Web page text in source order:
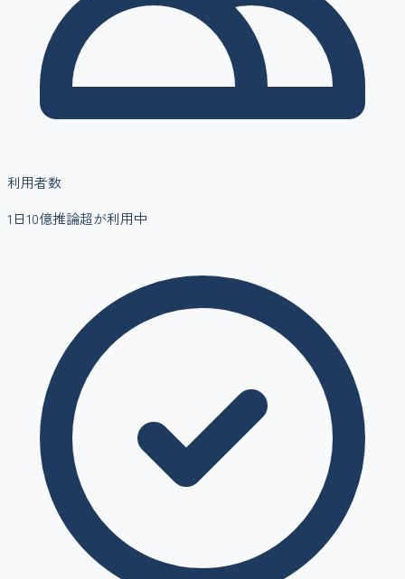
利用者数
1日10億推論超が利用中